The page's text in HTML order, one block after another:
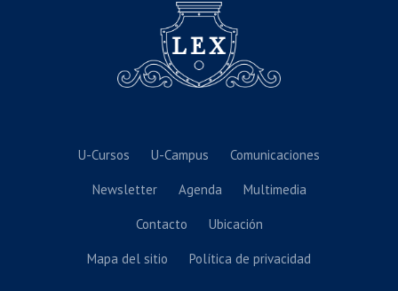
U-Cursos U-Campus Comunicaciones
Newsletter Agenda Multimedia
Contacto Ubicación
Mapa del sitio Política de privacidad